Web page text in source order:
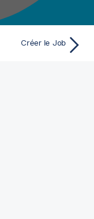
Créer le Job